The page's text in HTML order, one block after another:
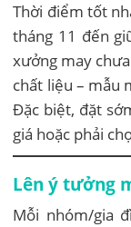
Thời điểm tốt
tháng 11 đến
xưởng may
chất liệu – mẫu
Đặc biệt, đặt
giá hoặc phải
Lên ý tưởng
Mỗi nhóm/gia